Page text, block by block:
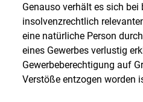
Genauso verhält es sich bei
insolvenzrechtlich
eine natürliche Person
eines Gewerbes verlustig
Gewerbeberechtigung auf
Verstöße entzogen worden